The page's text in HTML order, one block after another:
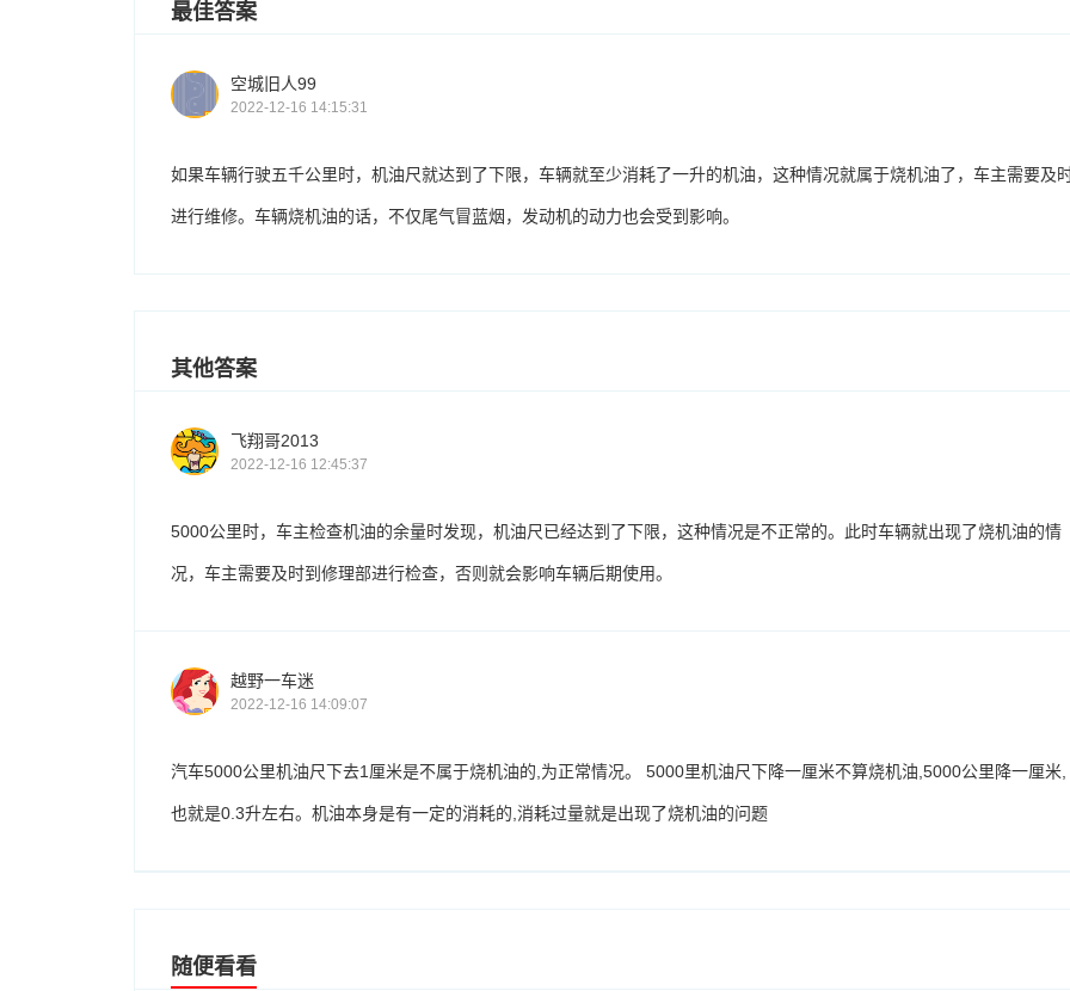
最佳答案
空城旧人99
2022-12-16 14:15:31
如果车辆行驶五千公里时，机油尺就达到了下限，车辆就至少消耗了一升的机油，这种情况就属于烧机油了，车主需要及
进行维修。车辆烧机油的话，不仅尾气冒蓝烟，发动机的动力也会受到影响。
其他答案
飞翔哥2013
2022-12-16 12:45:37
5000公里时，车主检查机油的余量时发现，机油尺已经达到了下限，这种情况是不正常的。此时车辆就出现了烧机油的情
况，车主需要及时到修理部进行检查，否则就会影响车辆后期使用。
越野一车迷
2022-12-16 14:09:07
汽车5000公里机油尺下去1厘米是不属于烧机油的,为正常情况。 5000里机油尺下降一厘米不算烧机油,5000公里降一厘米,
也就是0.3升左右。机油本身是有一定的消耗的,消耗过量就是出现了烧机油的问题
随便看看